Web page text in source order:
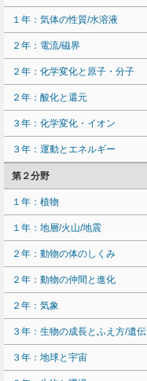
１年：気体の性質/水溶液
２年：電流/磁界
２年：化学変化と原子・分子
２年：酸化と還元
３年：化学変化・イオン
３年：運動とエネルギー
第２分野
１年：植物
１年：地層/火山/地震
２年：動物の体のしくみ
２年：動物の仲間と進化
２年：気象
３年：生物の成長とふえ方/遺伝
３年：地球と宇宙